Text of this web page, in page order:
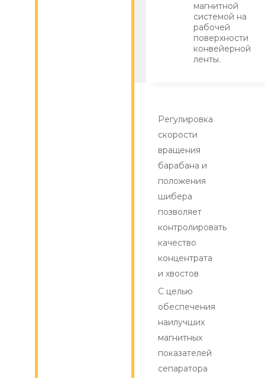
магнитной
системой на
рабочей
поверхности
конвейерной
ленты.
Регулировка
скорости
вращения
барабана и
положения
шибера
позволяет
контролировать
качество
концентрата
и хвостов
С целью
обеспечения
наилучших
магнитных
показателей
сепаратора